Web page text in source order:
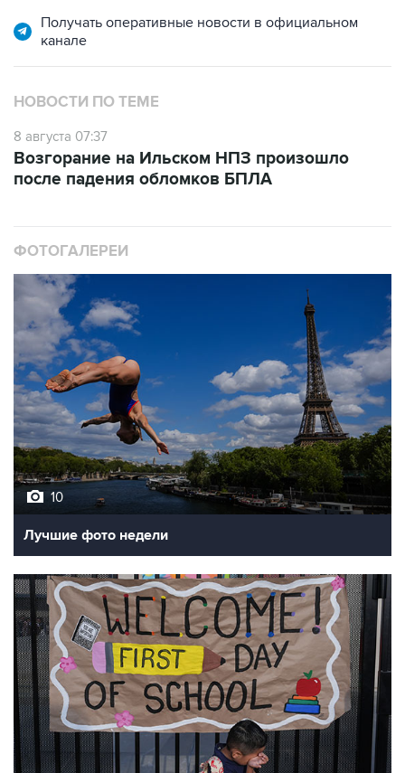
Получать оперативные новости в официальном
канале
НОВОСТИ ПО ТЕМЕ
8 августа 07:37
Возгорание на Ильском НПЗ произошло
после падения обломков БПЛА
ФОТОГАЛЕРЕИ
10
Лучшие фото недели